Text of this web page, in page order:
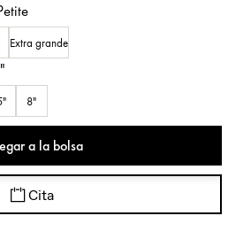
Extra grande
"
8"
a la bolsa
Cita